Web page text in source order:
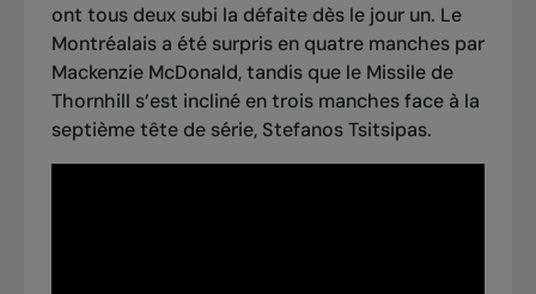
ont tous deux subi la défaite dès le jour un. Le
Montréalais a été surpris en quatre manches par
Mackenzie McDonald, tandis que le Missile de
Thornhill s’est incliné en trois manches face à la
septième tête de série, Stefanos Tsitsipas.